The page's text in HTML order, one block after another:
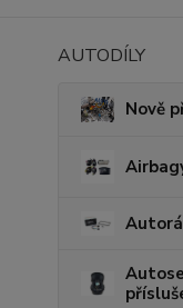
AUTODÍLY
Nově